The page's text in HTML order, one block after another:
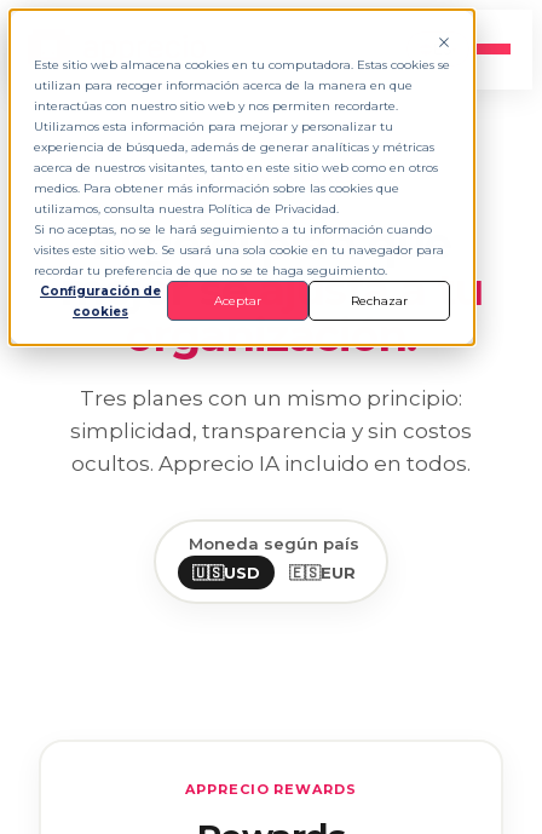
Este sitio web almacena cookies en tu computadora. Estas cookies se
utilizan para recoger información acerca de la manera en que
interactúas con nuestro sitio web y nos permiten recordarte.
Utilizamos esta información para mejorar y personalizar tu
experiencia de búsqueda, además de generar analíticas y métricas
acerca de nuestros visitantes, tanto en este sitio web como en otros
medios. Para obtener más información sobre las cookies que
utilizamos, consulta nuestra Política de Privacidad.
Si no aceptas, no se le hará seguimiento a tu información cuando
visites este sitio web. Se usará una sola cookie en tu navegador para
recordar tu preferencia de que no se te haga seguimiento.
Configuración de
cookies
Aceptar Rechazar
ES
PRECIOS Y PLANES
Elige el plan que
mejor seajusta a tu
organización.
Tres planes con un mismo principio:
simplicidad, transparencia y sin costos
ocultos. Apprecio IA incluido en todos.
Moneda según país
🇺🇸USD 🇪🇸EUR
APPRECIO REWARDS